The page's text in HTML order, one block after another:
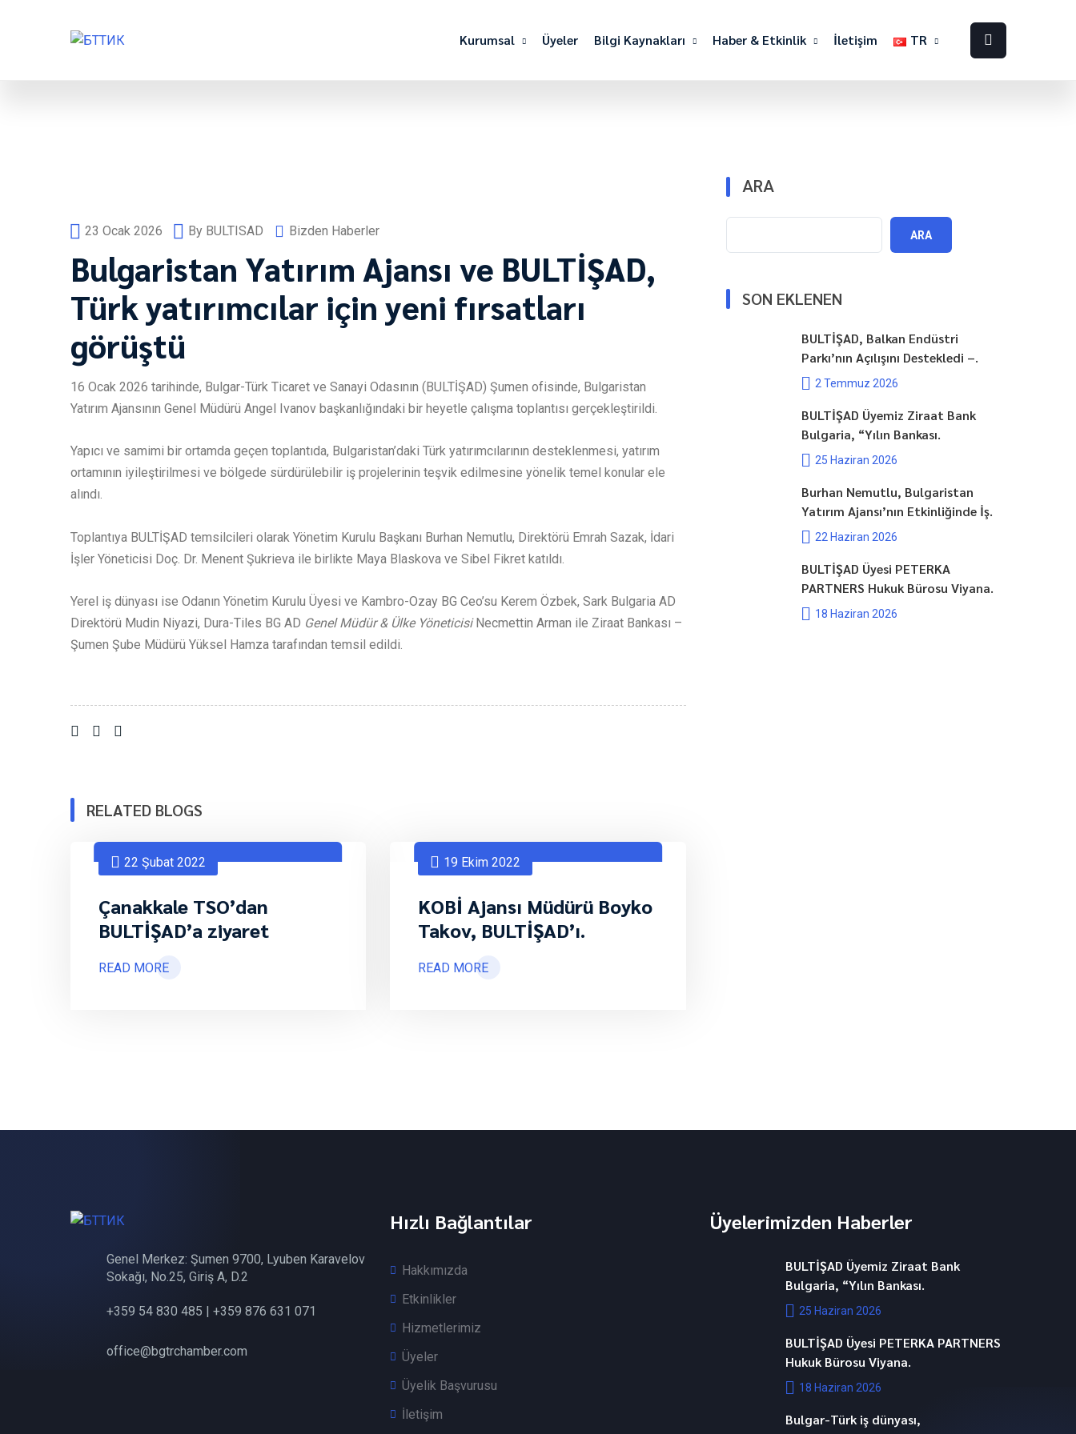
Kurumsal Üyeler Bilgi Kaynakları Haber & Etkinlik İletişim TR
23 Ocak 2026 By BULTISAD Bizden Haberler
Bulgaristan Yatırım Ajansı ve BULTİŞAD,
Türk yatırımcılar için yeni fırsatları
görüştü
16 Ocak 2026 tarihinde, Bulgar-Türk Ticaret ve Sanayi Odasının (BULTİŞAD) Şumen ofisinde, Bulgaristan
Yatırım Ajansının Genel Müdürü Angel Ivanov başkanlığındaki bir heyetle çalışma toplantısı gerçekleştirildi.
Yapıcı ve samimi bir ortamda geçen toplantıda, Bulgaristan’daki Türk yatırımcılarının desteklenmesi, yatırım
ortamının iyileştirilmesi ve bölgede sürdürülebilir iş projelerinin teşvik edilmesine yönelik temel konular ele
alındı.
Toplantıya BULTİŞAD temsilcileri olarak Yönetim Kurulu Başkanı Burhan Nemutlu, Direktörü Emrah Sazak, İdari
İşler Yöneticisi Doç. Dr. Menent Şukrieva ile birlikte Maya Blaskova ve Sibel Fikret katıldı.
Yerel iş dünyası ise Odanın Yönetim Kurulu Üyesi ve Kambro-Ozay BG Ceo’su Kerem Özbek, Sark Bulgaria AD
Direktörü Mudin Niyazi, Dura-Tiles BG AD Genel Müdür & Ülke YöneticisiNecmettin Arman ile Ziraat Bankası –
Şumen Şube Müdürü Yüksel Hamza tarafından temsil edildi.
RELATED BLOGS
22 Şubat 2022
Çanakkale TSO’dan
BULTİŞAD’a ziyaret
READ MORE
19 Ekim 2022
KOBİ Ajansı Müdürü Boyko
Takov, BULTİŞAD’ı.
READ MORE
ARA
ARA
SON EKLENEN
BULTİŞAD, Balkan Endüstri
Parkı’nın Açılışını Destekledi –.
2 Temmuz 2026
BULTİŞAD Üyemiz Ziraat Bank
Bulgaria, “Yılın Bankası.
25 Haziran 2026
Burhan Nemutlu, Bulgaristan
Yatırım Ajansı’nın Etkinliğinde İş.
22 Haziran 2026
BULTİŞAD Üyesi PETERKA
PARTNERS Hukuk Bürosu Viyana.
18 Haziran 2026
Genel Merkez: Şumen 9700, Lyuben Karavelov
Sokağı, No.25, Giriş A, D.2
+359 54 830 485 | +359 876 631 071
office@bgtrchamber.com
Hızlı Bağlantılar
Hakkımızda
Etkinlikler
Hizmetlerimiz
Üyeler
Üyelik Başvurusu
İletişim
Üyelerimizden Haberler
BULTİŞAD Üyemiz Ziraat Bank
Bulgaria, “Yılın Bankası.
25 Haziran 2026
BULTİŞAD Üyesi PETERKA PARTNERS
Hukuk Bürosu Viyana.
18 Haziran 2026
Bulgar-Türk iş dünyası,